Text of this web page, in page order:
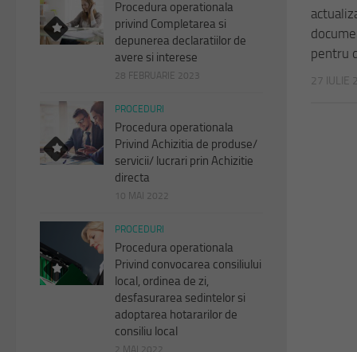
pentru
27 IULIE
Procedura operationala
privind Completarea si
depunerea declaratiilor de
avere si interese
28 FEBRUARIE 2023
PROCEDURI
Procedura operationala
Privind Achizitia de produse/
servicii/ lucrari prin Achizitie
directa
10 MAI 2022
PROCEDURI
Procedura operationala
Privind convocarea consiliului
local, ordinea de zi,
desfasurarea sedintelor si
adoptarea hotararilor de
consiliu local
2 MAI 2022